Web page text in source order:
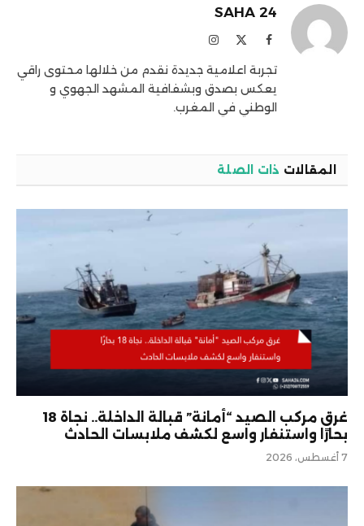
SAHA 24
فيسبوك الانستغرام
تجربة اعلامية جديدة نقدم من خلالها محتوى راقي
يعكس بصدق وبشفافية المشهد الجهوي و
الوطني في المغرب.
المقالات ذات الصلة
غرق مركب الصيد “أمانة” قبالة الداخلة.. نجاة 18
بحارًا واستنفار واسع لكشف ملابسات الحادث
7 أغسطس، 2026